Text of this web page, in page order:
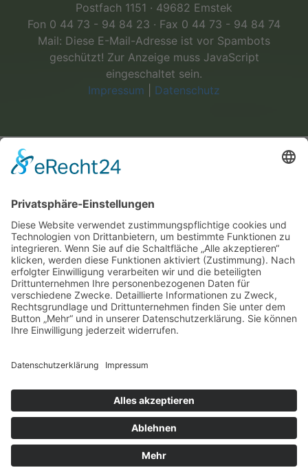
Postfach 1151 · 49682 Emstek
Fon 0 44 73 - 94 84 23 · Fax 0 44 73 - 94 84 74
Mail: Diese E-Mail-Adresse ist vor Spambots
geschützt! Zur Anzeige muss JavaScript
eingeschaltet sein.
Impressum
Datenschutz
Copyright © 2023 Bürgerstiftung der Gemeinde Emstek.
Designed by RIEGER Dienstleistungen, Emstek
Informationen
Anmeldung